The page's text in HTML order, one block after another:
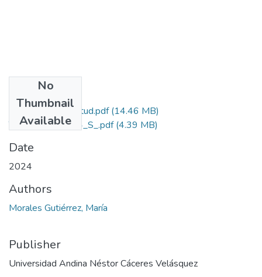
No
Thumbnail
Available
Grado de Similitud.pdf(14.46 MB)
T036_24716164_S_.pdf(4.39 MB)
Date
2024
Authors
Morales Gutiérrez, María
Publisher
Universidad Andina Néstor Cáceres Velásquez